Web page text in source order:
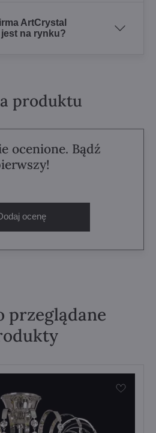
ArtCrystal
na rynku?
produktu
ocenione. Bądź
ocenę
przeglądane